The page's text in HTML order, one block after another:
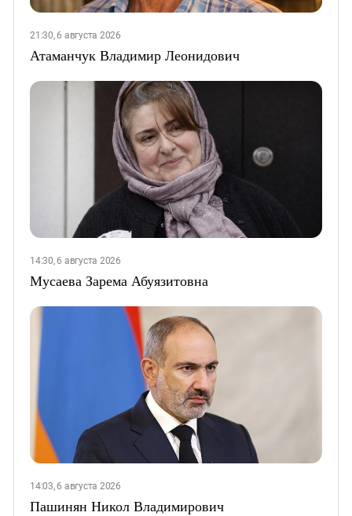
21:30, 6 августа 2026
Атаманчук Владимир Леонидович
14:30, 6 августа 2026
Мусаева Зарема Абуязитовна
14:03, 6 августа 2026
Пашинян Никол Владимирович